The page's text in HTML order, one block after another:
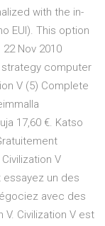
with the in-
EUI). This option
Nov 2010
strategy computer
V (5) Complete
17,60 €. Katso
V
essayez un des
avec des
V. Civilization V est